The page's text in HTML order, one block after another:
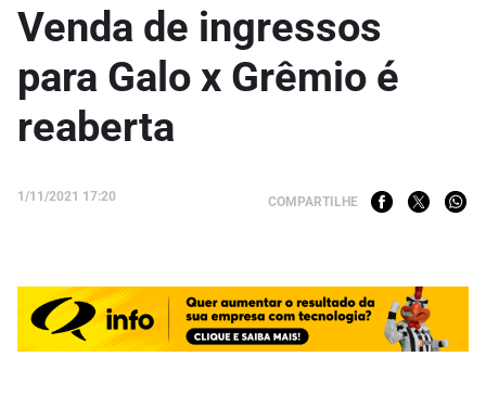
Venda de ingressos
para Galo x Grêmio é
reaberta
1/11/2021 17:20 COMPARTILHE